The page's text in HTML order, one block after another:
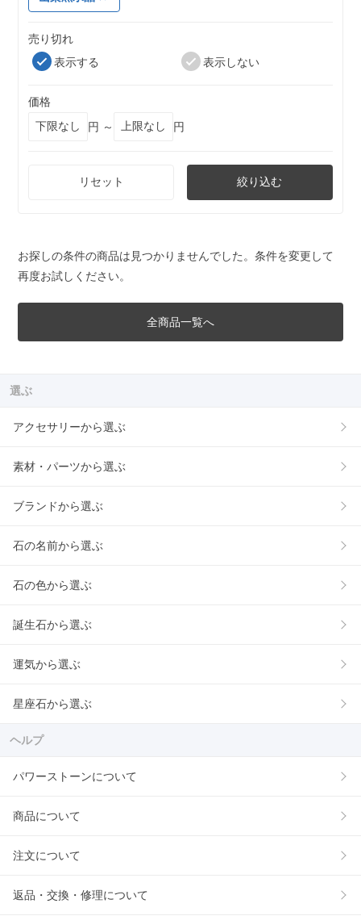
売り切れ
表示する
表示しない
価格
円 ～
円
リセット 絞り込む
お探しの条件の商品は見つかりませんでした。条件を変更して
再度お試しください。
全商品一覧へ
選ぶ
アクセサリーから選ぶ
素材・パーツから選ぶ
ブランドから選ぶ
石の名前から選ぶ
石の色から選ぶ
誕生石から選ぶ
運気から選ぶ
星座石から選ぶ
ヘルプ
パワーストーンについて
商品について
注文について
返品・交換・修理について